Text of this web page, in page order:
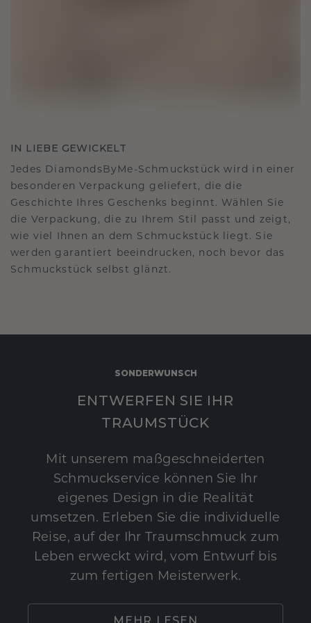
IN LIEBE GEWICKELT
Jedes DiamondsByMe-Schmuckstück wird in einer
besonderen Verpackung geliefert, die die
Geschichte Ihres Geschenks beginnt. Wählen Sie
die Verpackung, die zu Ihrem Stil passt und zeigt,
wie viel Ihnen an dem Schmuckstück liegt. Sie
werden garantiert beeindrucken, noch bevor das
Schmuckstück selbst glänzt.
SONDERWUNSCH
ENTWERFEN SIE IHR
TRAUMSTÜCK
Mit unserem maßgeschneiderten
Schmuckservice können Sie Ihr
eigenes Design in die Realität
umsetzen. Erleben Sie die individuelle
Reise, auf der Ihr Traumschmuck zum
Leben erweckt wird, vom Entwurf bis
zum fertigen Meisterwerk.